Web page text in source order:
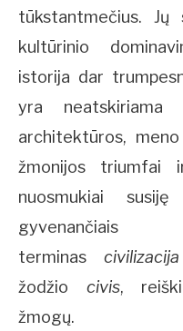
tūkstantmečius. Jų
kultūrinio
istorija dar
yra neatskiriama
architektūros,
žmonijos triumfai
nuosmukiai
terminas
žodžio civis,
žmogų.